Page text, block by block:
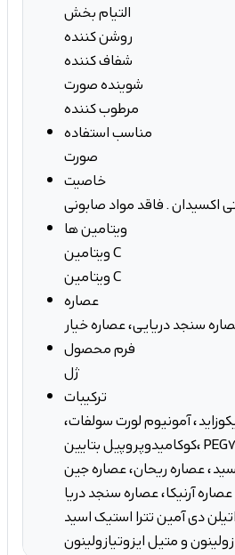
التیام بخش
روشن کننده
شفاف کننده
شوینده صورت
مرطوب کننده
مناسب استفاده
صورت
خاصیت
اکسیدان . فاقد مواد صابونی
ویتامین ها
ویتامین C
ویتامین C
عصاره
سنجد دریایی، عصاره خیار
فرم محصول
ژل
ترکیبات
آمونیوم لورت سولفات،
کوکامیدوپروپیل بتایین، PEG7 – گلیسیریل کوکوات، سدیم پی سی ای، دی سدیم
عصاره ریحان، عصاره جین
آرنیکا، عصاره سنجد دریا
دی آمین تترا استیک اسید
و متیل ایزوتیازولینون